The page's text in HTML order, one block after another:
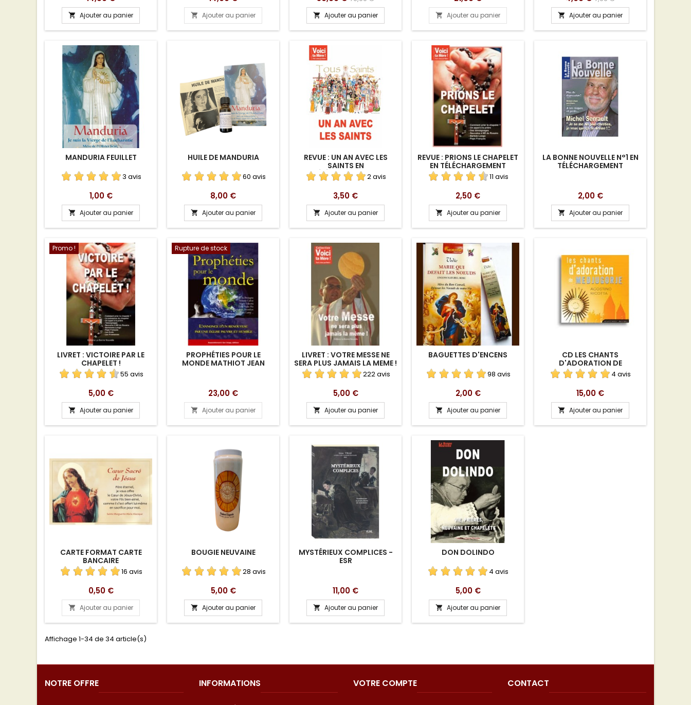
 Ajouter au panier  Ajouter au panier
de
base
 Ajouter au panier  Ajouter au panier
de
base
 Ajouter au panier
MANDURIA FEUILLET
3 avis
Prix
1,00 €
 Ajouter au panier
HUILE DE MANDURIA
60 avis
Prix
8,00 €
 Ajouter au panier
REVUE : UN AN AVEC LES
SAINTS EN
TÉLÉCHARGEMENT
2 avis
Prix
3,50 €
 Ajouter au panier
REVUE : PRIONS LE CHAPELET
EN TÉLÉCHARGEMENT
11 avis
Prix
2,50 €
 Ajouter au panier
LA BONNE NOUVELLE N°1 EN
TÉLÉCHARGEMENT
Prix
2,00 €
 Ajouter au panier
Promo !
LIVRET : VICTOIRE PAR LE
CHAPELET !
55 avis
Prix
5,00 €
 Ajouter au panier
Rupture de stock
PROPHÉTIES POUR LE
MONDE MATHIOT JEAN
Prix
23,00 €
 Ajouter au panier
LIVRET : VOTRE MESSE NE
SERA PLUS JAMAIS LA MEME !
222 avis
Prix
5,00 €
 Ajouter au panier
BAGUETTES D'ENCENS
98 avis
Prix
2,00 €
 Ajouter au panier
CD LES CHANTS
D'ADORATION DE
MEDJUGORJE4 avis
Prix
15,00 €
 Ajouter au panier
CARTE FORMAT CARTE
BANCAIRE
16 avis
Prix
0,50 €
 Ajouter au panier
BOUGIE NEUVAINE
28 avis
Prix
5,00 €
 Ajouter au panier
MYSTÉRIEUX COMPLICES -
ESR
Prix
11,00 €
 Ajouter au panier
DON DOLINDO
4 avis
Prix
5,00 €
 Ajouter au panier
Affichage 1-34 de 34 article(s)
NOTRE OFFRE INFORMATIONS VOTRE COMPTE CONTACT